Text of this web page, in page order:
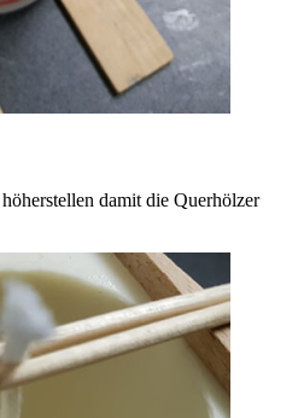
damit die Querhölzer